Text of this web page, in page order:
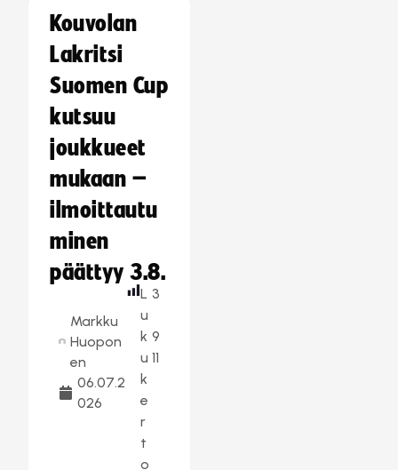
Kouvolan
Lakritsi
Suomen Cup
kutsuu
joukkueet
mukaan –
ilmoittautu
minen
päättyy 3.8.
Markku
Huopon
en
06.07.2
026
L
u
k
u
k
e
r
t
o
3
9
11